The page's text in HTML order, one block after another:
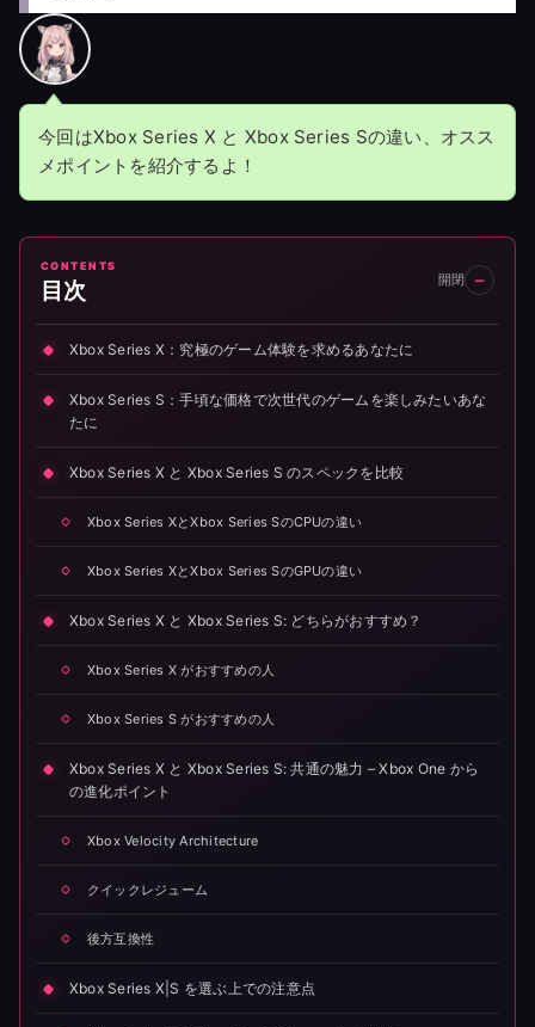
今回はXbox Series X と Xbox Series Sの違い、オスス
メポイントを紹介するよ！
CONTENTS
目次 開閉
Xbox Series X：究極のゲーム体験を求めるあなたに
Xbox Series S：手頃な価格で次世代のゲームを楽しみたいあな
たに
Xbox Series X と Xbox Series S のスペックを比較
Xbox Series XとXbox Series SのCPUの違い
Xbox Series XとXbox Series SのGPUの違い
Xbox Series X と Xbox Series S: どちらがおすすめ？
Xbox Series X がおすすめの人
Xbox Series S がおすすめの人
Xbox Series X と Xbox Series S: 共通の魅力 – Xbox One から
の進化ポイント
Xbox Velocity Architecture
クイックレジューム
後方互換性
Xbox Series X|S を選ぶ上での注意点